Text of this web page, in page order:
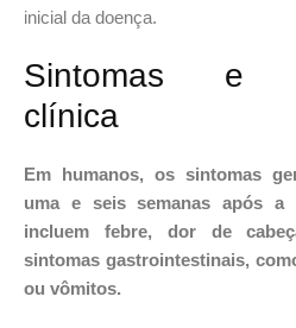
inicial da doença.
Sintomas e
clínica
Em humanos, os sintomas
uma e seis semanas após a
incluem febre, dor de
sintomas gastrointestinais,
ou vômitos.